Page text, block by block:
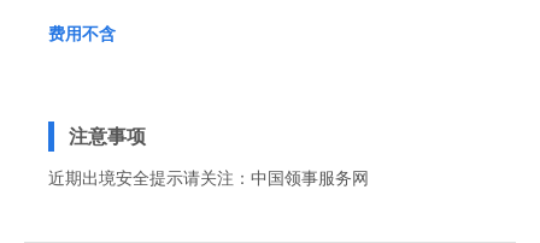
费用不含
注意事项
近期出境安全提示请关注： 中国领事服务网